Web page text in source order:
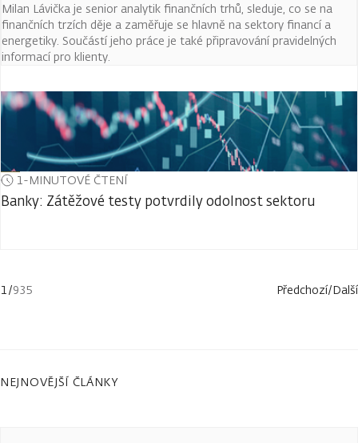
Milan Lávička je senior analytik finančních trhů, sleduje, co se na
finančních trzích děje a zaměřuje se hlavně na sektory financí a
energetiky. Součástí jeho práce je také připravování pravidelných
informací pro klienty.
1-MINUTOVÉ ČTENÍ
Banky: Zátěžové testy potvrdily odolnost sektoru
1/935 Předchozí/Další
NEJNOVĚJŠÍ ČLÁNKY